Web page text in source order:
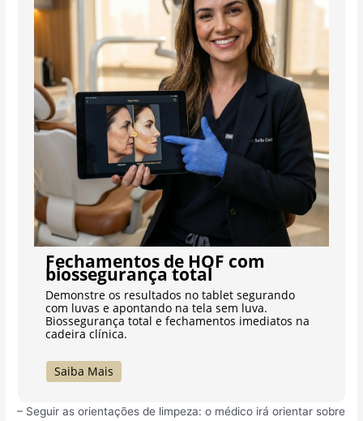
Fechamentos de HOF com
biossegurança total
Demonstre os resultados no tablet segurando
com luvas e apontando na tela sem luva.
Biossegurança total e fechamentos imediatos na
cadeira clínica.
Saiba Mais
– Seguir as orientações de limpeza: o médico irá orientar sobre